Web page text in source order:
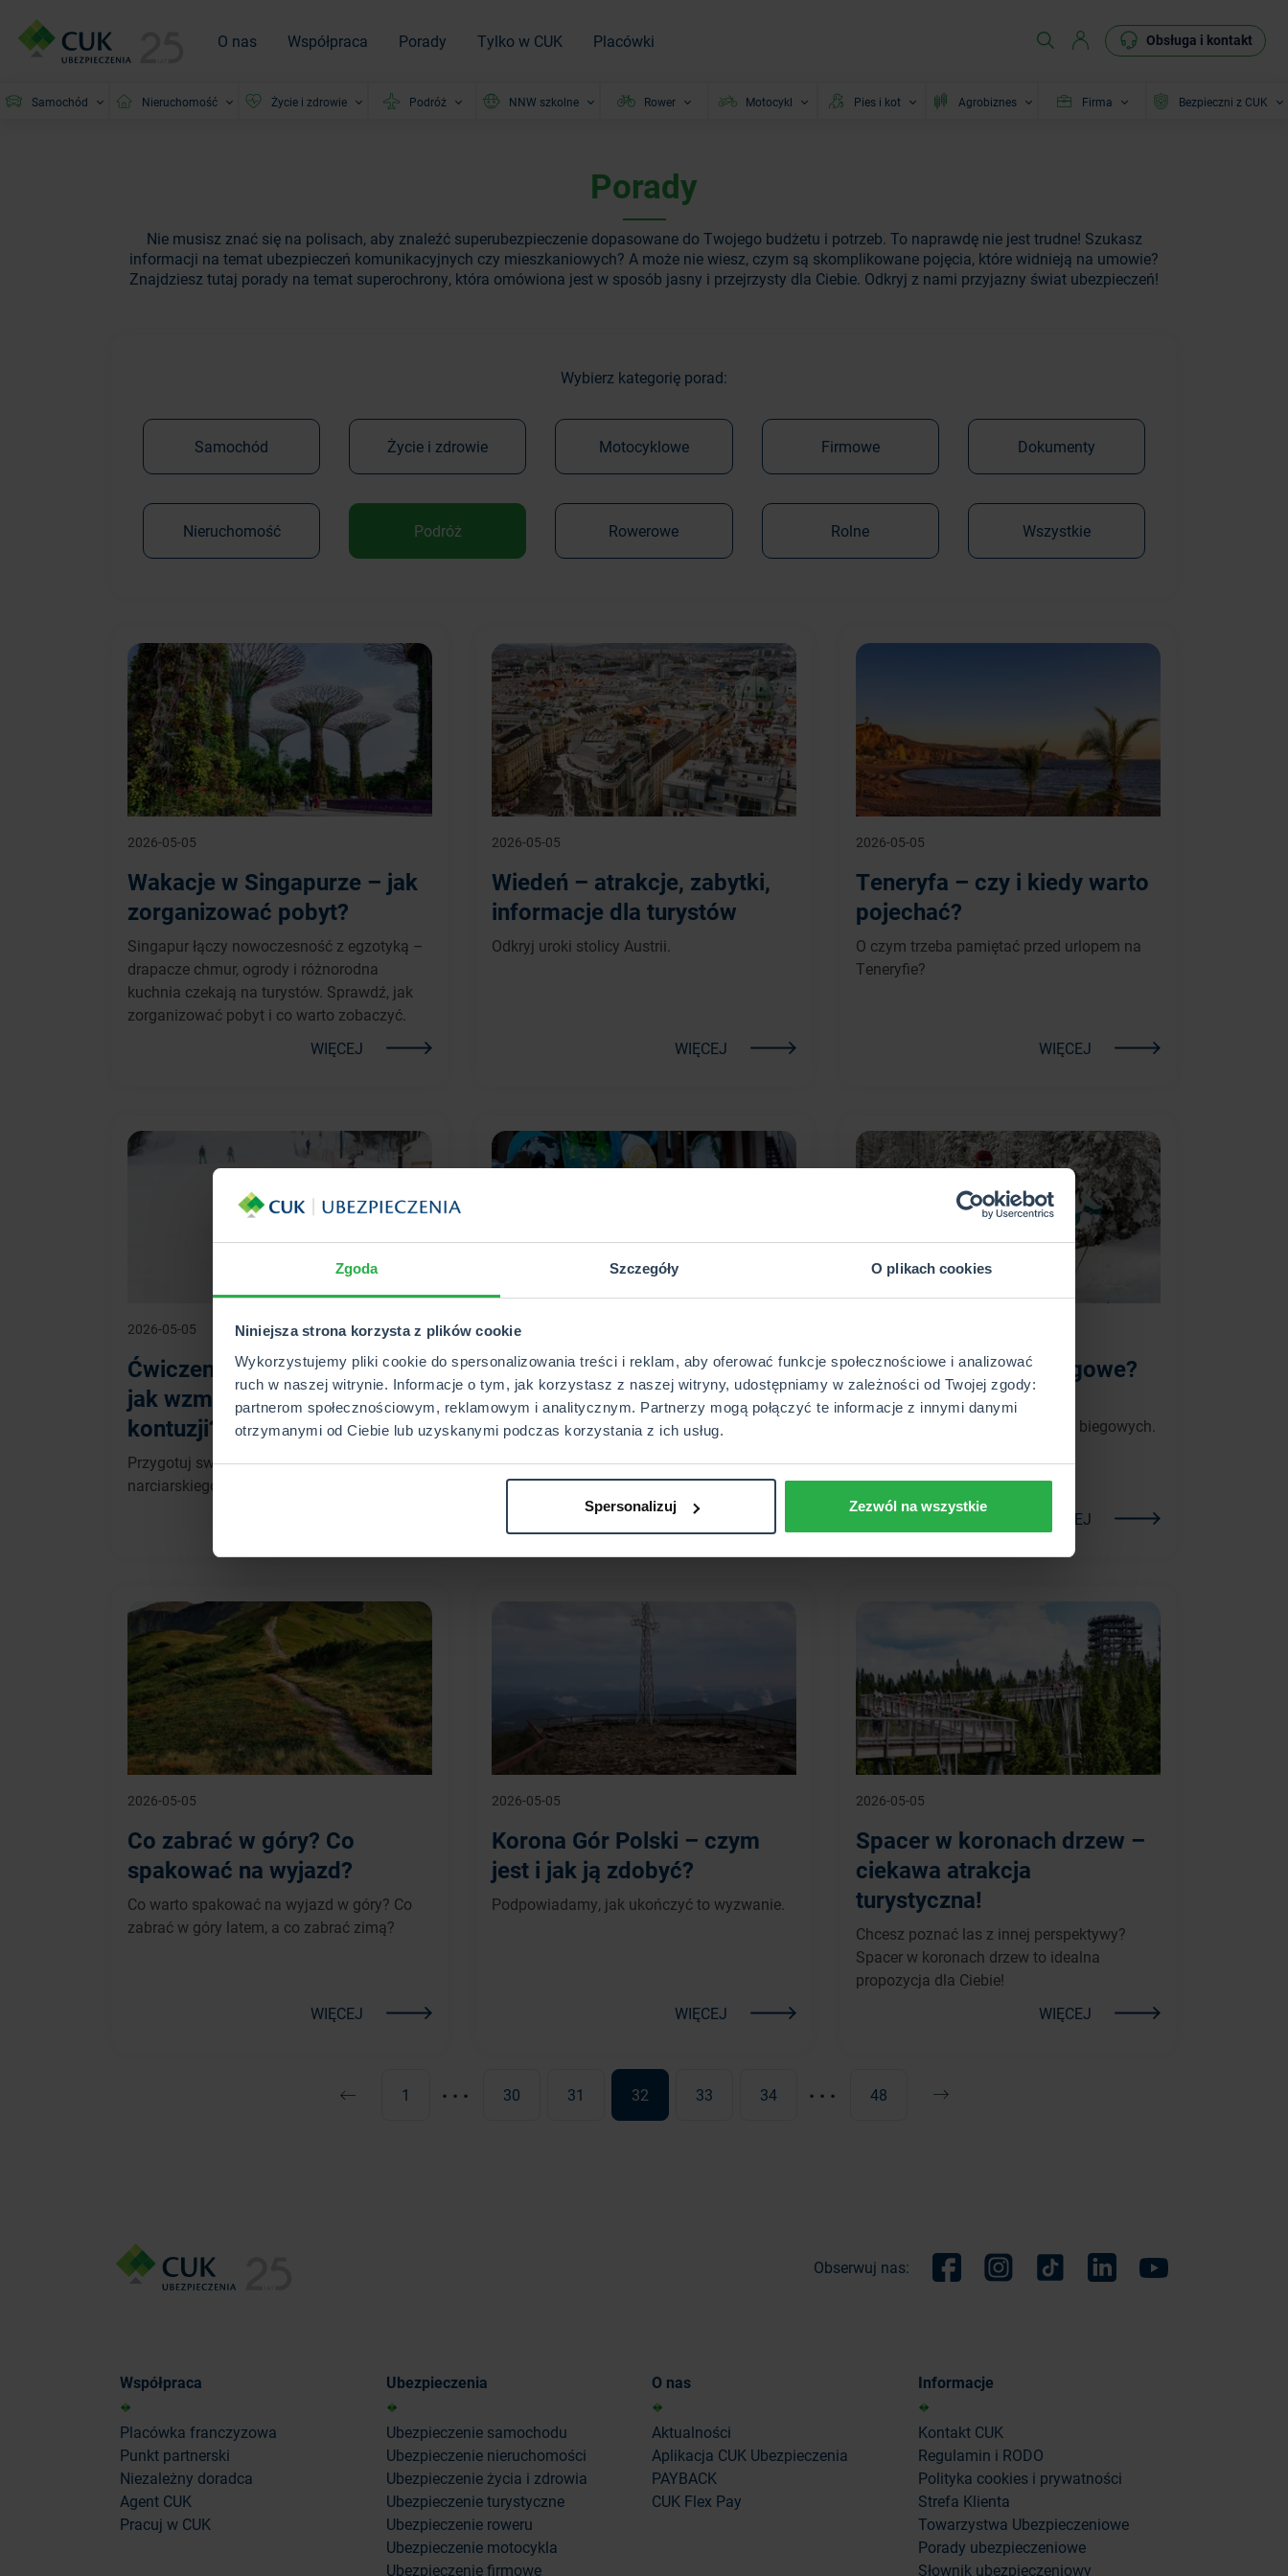
Zgoda Szczegóły O plikach cookies
Niniejsza strona korzysta z plików cookie
Wykorzystujemy pliki cookie do spersonalizowania treści i reklam, aby oferować funkcje społecznościowe i analizować
ruch w naszej witrynie. Informacje o tym, jak korzystasz z naszej witryny, udostępniamy w zależności od Twojej zgody:
partnerom społecznościowym, reklamowym i analitycznym. Partnerzy mogą połączyć te informacje z innymi danymi
otrzymanymi od Ciebie lub uzyskanymi podczas korzystania z ich usług.
Spersonalizuj Zezwól na wszystkie
O nas Współpraca Porady Tylko w CUK Placówki Obsługa i kontakt
Samochód Nieruchomość Życie i zdrowie Podróż NNW szkolne Rower Motocykl Pies i kot Agrobiznes Firma Bezpieczni z CUK
Porady
Nie musisz znać się na polisach, aby znaleźć superubezpieczenie dopasowane do Twojego budżetu i potrzeb. To naprawdę nie jest trudne! Szukasz
informacji na temat ubezpieczeń komunikacyjnych czy mieszkaniowych? A może nie wiesz, czym są skomplikowane pojęcia, które widnieją na umowie?
Znajdziesz tutaj porady na temat superochrony, która omówiona jest w sposób jasny i przejrzysty dla Ciebie. Odkryj z nami przyjazny świat ubezpieczeń!
Wybierz kategorię porad:
Samochód Życie i zdrowie Motocyklowe Firmowe Dokumenty
Nieruchomość Podróż Rowerowe Rolne Wszystkie
2026-05-05
Wakacje w Singapurze – jak
zorganizować pobyt?
Singapur łączy nowoczesność z egzotyką –
drapacze chmur, ogrody i różnorodna
kuchnia czekają na turystów. Sprawdź, jak
zorganizować pobyt i co warto zobaczyć.
WIĘCEJ
2026-05-05
Wiedeń – atrakcje, zabytki,
informacje dla turystów
Odkryj uroki stolicy Austrii.
WIĘCEJ
2026-05-05
Teneryfa – czy i kiedy warto
pojechać?
O czym trzeba pamiętać przed urlopem na
Teneryfie?
WIĘCEJ
2026-05-05
Ćwiczenia przed nartami –
jak wzmocnić ciało i uniknąć
kontuzji?
Przygotuj swoje ciało do sezonu
narciarskiego.
2026-05-05
Jak dobrać deskę
snowboardową?
Wszystko, co musisz wiedzieć o wyborze
WIĘCEJ
Jak dobrać narty biegowe?
Dowiedz się, jakie parametry są
najważniejsze przy wyborze nart biegowych.
WIĘCEJ
2026-05-05
Co zabrać w góry? Co
spakować na wyjazd?
Co warto spakować na wyjazd w góry? Co
zabrać w góry latem, a co zabrać zimą?
WIĘCEJ
2026-05-05
Korona Gór Polski – czym
jest i jak ją zdobyć?
Podpowiadamy, jak ukończyć to wyzwanie.
WIĘCEJ
2026-05-05
Spacer w koronach drzew –
ciekawa atrakcja
turystyczna!
Chcesz poznać las z innej perspektywy?
Spacer w koronach drzew to idealna
propozycja dla Ciebie!
WIĘCEJ
1 ... 30 31 32 33 34 ... 48
Obserwuj nas:
Współpraca
Placówka franczyzowa
Punkt partnerski
Niezależny doradca
Agent CUK
Pracuj w CUK
Ubezpieczenia
Ubezpieczenie samochodu
Ubezpieczenie nieruchomości
Ubezpieczenie życia i zdrowia
Ubezpieczenie turystyczne
Ubezpieczenie roweru
Ubezpieczenie motocykla
Ubezpieczenie firmowe
O nas
Aktualności
Aplikacja CUK Ubezpieczenia
PAYBACK
CUK Flex Pay
Informacje
Kontakt CUK
Regulamin i RODO
Polityka cookies i prywatności
Strefa Klienta
Towarzystwa Ubezpieczeniowe
Porady ubezpieczeniowe
Słownik ubezpieczeniowy